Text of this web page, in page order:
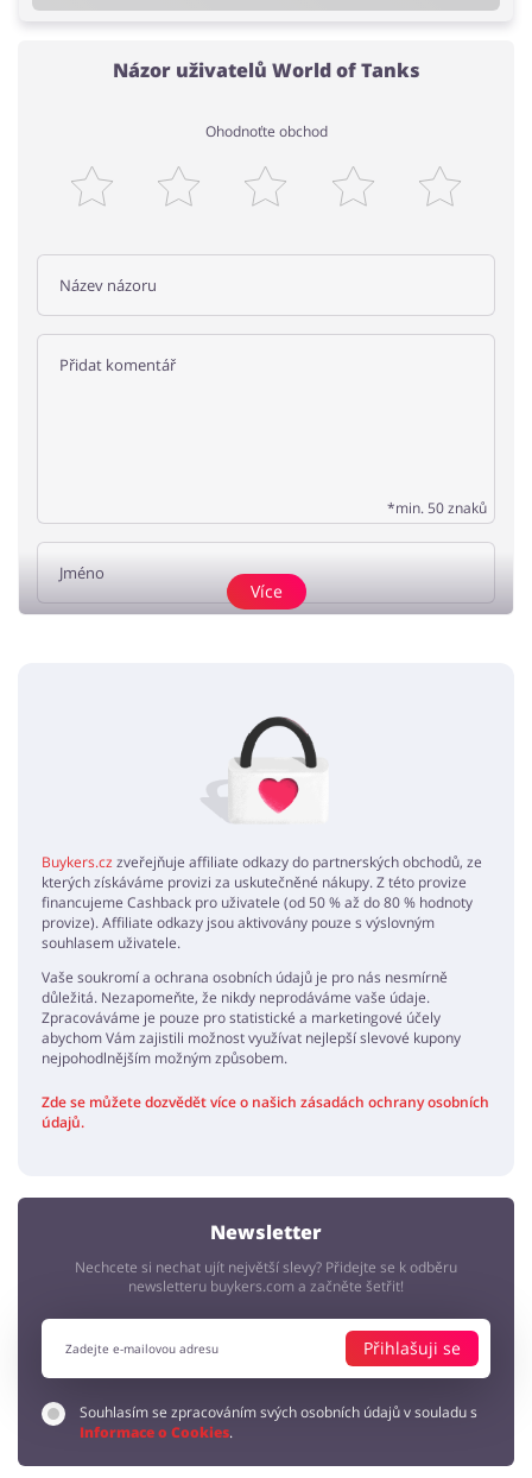
Názor uživatelů World of Tanks
Ohodnoťte obchod
*min. 50 znaků
Žádné elementy nejsou
Více
Buykers.cz zveřejňuje affiliate odkazy do partnerských obchodů, ze
kterých získáváme provizi za uskutečněné nákupy. Z této provize
financujeme Cashback pro uživatele (od 50 % až do 80 % hodnoty
provize). Affiliate odkazy jsou aktivovány pouze s výslovným
souhlasem uživatele.
Vaše soukromí a ochrana osobních údajů je pro nás nesmírně
důležitá. Nezapomeňte, že nikdy neprodáváme vaše údaje.
Zpracováváme je pouze pro statistické a marketingové účely
abychom Vám zajistili možnost využívat nejlepší slevové kupony
nejpohodlnějším možným způsobem.
Zde se můžete dozvědět více o našich zásadách ochrany osobních
údajů.
Newsletter
Nechcete si nechat ujít největší slevy? Přidejte se k odběru
newsletteru buykers.com a začněte šetřit!
Přihlašuji se
Souhlasím se zpracováním svých osobních údajů v souladu s
Informace o Cookies.